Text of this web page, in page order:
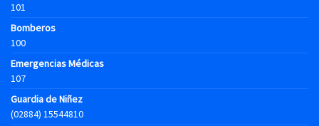
101
Bomberos
100
Emergencias Médicas
107
Guardia de Niñez
(02884) 15544810